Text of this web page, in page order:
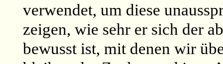
verwendet, um diese
zeigen, wie sehr er sich der
bewusst ist, mit denen wir